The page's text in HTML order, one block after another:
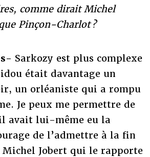
comme dirait Michel
Pinçon-Charlot ?
Sarkozy est plus complexe
était davantage un
un orléaniste qui a rompu
Je peux me permettre de
avait lui-même eu la
de l’admettre à la fin
Michel Jobert qui le rapporte